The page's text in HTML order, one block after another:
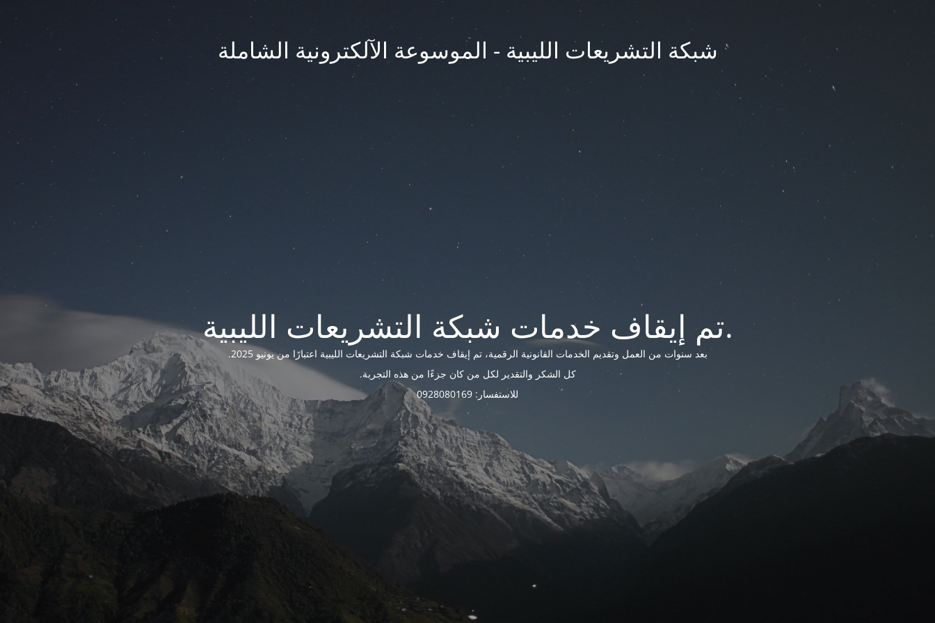
شبكة التشريعات الليبية - الموسوعة الآلكترونية الشاملة
تم إيقاف خدمات شبكة التشريعات الليبية.
بعد سنوات من العمل وتقديم الخدمات القانونية الرقمية، تم إيقاف خدمات شبكة التشريعات الليبية اعتبارًا من يونيو 2025.
كل الشكر والتقدير لكل من كان جزءًا من هذه التجربة.
للاستفسار: 0928080169